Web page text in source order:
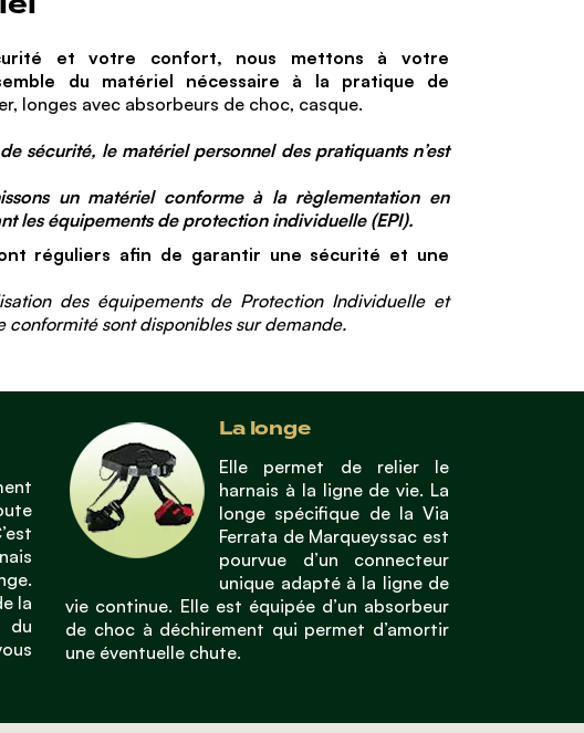
et votre confort, nous mettons à votre
du matériel nécessaire à la pratique de
longes avec absorbeurs de choc, casque.
sécurité, le matériel personnel des pratiquants n’est
un matériel conforme à la règlementation en
les équipements de protection individuelle (EPI).
réguliers afin de garantir une sécurité et une
des équipements de Protection Individuelle et
conformité sont disponibles sur demande.
la
du
La longe
Elle permet de relier le
harnais à la ligne de vie. La
longe spécifique de la Via
Ferrata de Marqueyssac est
pourvue d’un connecteur
unique adapté à la ligne de
vie continue. Elle est équipée d’un absorbeur
de choc à déchirement qui permet d’amortir
une éventuelle chute.